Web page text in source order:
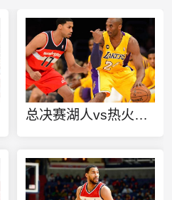
总决赛湖人vs热火巴特勒数据